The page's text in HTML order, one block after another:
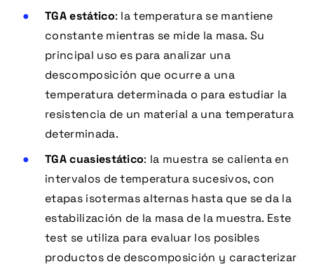
TGA estático: la temperatura se mantiene
constante mientras se mide la masa. Su
principal uso es para analizar una
descomposición que ocurre a una
temperatura determinada o para estudiar la
resistencia de un material a una temperatura
determinada.
TGA cuasiestático: la muestra se calienta en
intervalos de temperatura sucesivos, con
etapas isotermas alternas hasta que se da la
estabilización de la masa de la muestra. Este
test se utiliza para evaluar los posibles
productos de descomposición y caracterizar